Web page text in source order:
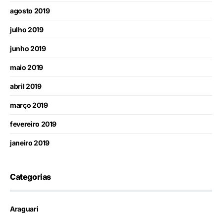
agosto 2019
julho 2019
junho 2019
maio 2019
abril 2019
março 2019
fevereiro 2019
janeiro 2019
Categorias
Araguari